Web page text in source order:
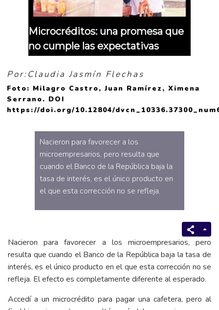
Microcréditos: una promesa que
no cumple las expectativas
Por:Claudia Jasmín Flechas
Foto: Milagro Castro, Juan Ramírez, Ximena
Serrano. DOI
https://doi.org/10.12804/
Nacieron para favorecer a los
microempresarios, pero resulta que
cuando el Banco de la República baja la
tasa de interés, es el único producto en
el que esta corrección no se refleja.
Nacieron para favorecer a los microempresarios, pero
resulta que cuando el Banco de la República baja la tasa de
interés, es el único producto en el que esta corrección no se
refleja. El efecto es completamente diferente al esperado.
Accedí a un microcrédito para pagar una cafetera, pero al